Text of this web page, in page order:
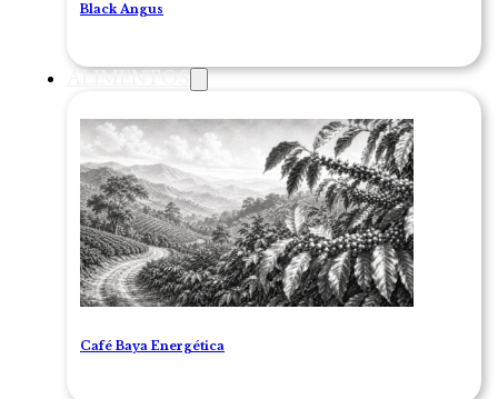
Black Angus
ALIMENTOS
Café Baya Energética